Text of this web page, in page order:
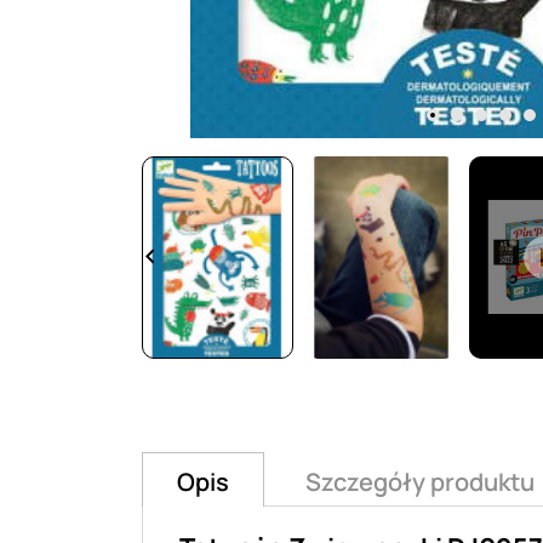
keyboard_arrow_left
Opis Szczegóły produktu